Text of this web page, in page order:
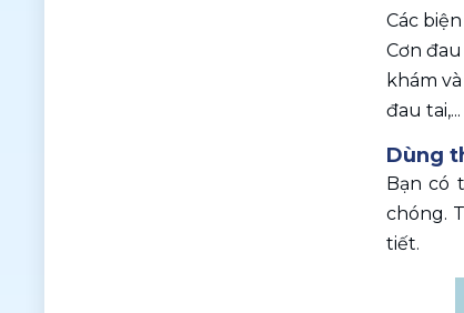
Các
Cơn
khám
đau tai,...
Dùng
Bạn có
chóng.
tiết.